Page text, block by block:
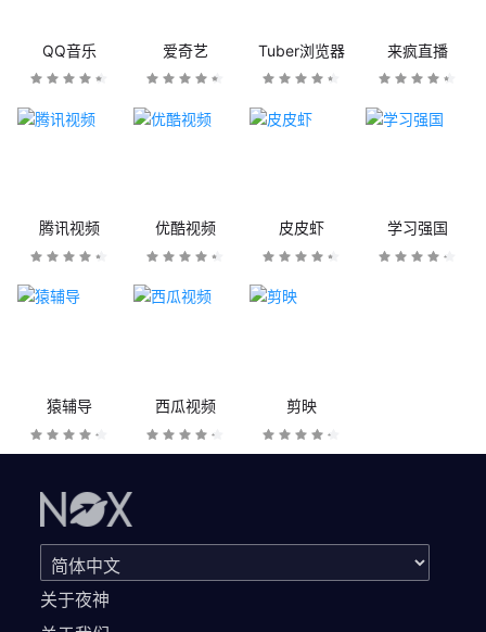
QQ音乐 爱奇艺 Tuber浏览器 来疯直播
腾讯视频 优酷视频 皮皮虾 学习强国
猿辅导 西瓜视频 剪映
关于夜神